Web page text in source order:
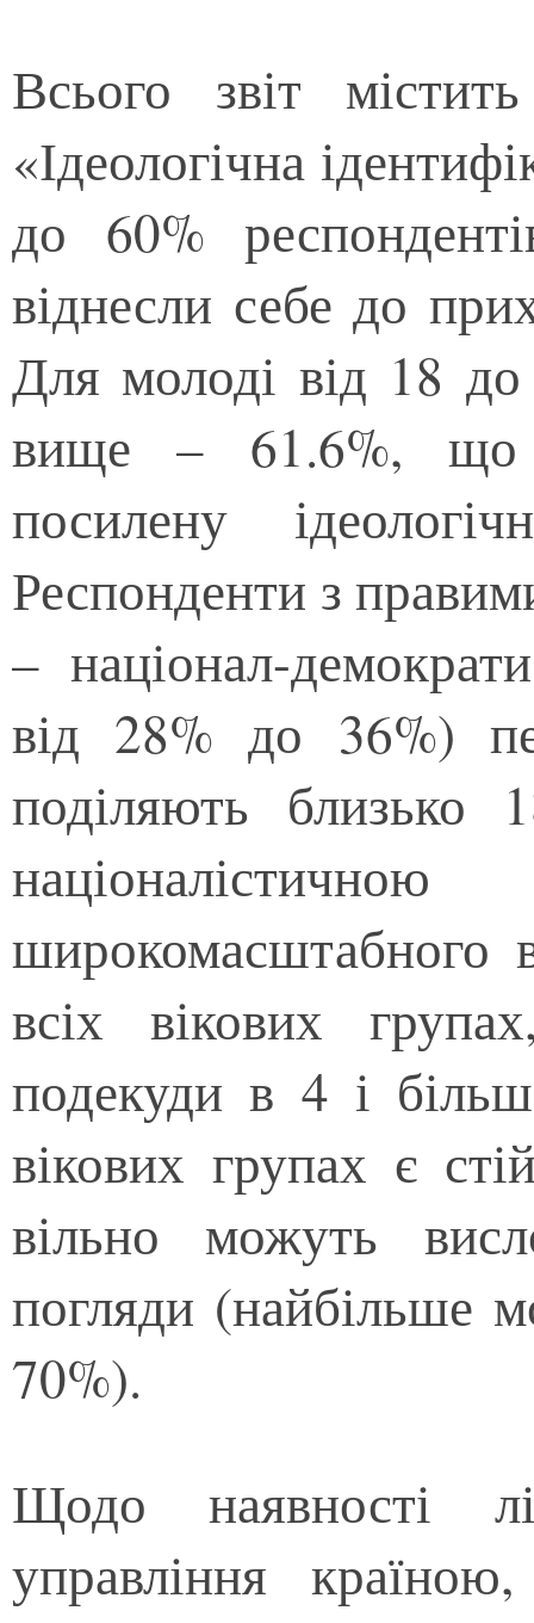
Всього звіт
«Ідеологічна
до 60%
віднесли себе до
Для молоді від 18
вище – 61.6%, що
посилену
Респонденти з
– націонал-
від 28% до 36%)
поділяють близько
широкомасштабного
всіх вікових
подекуди в 4 і
вікових групах є
вільно можуть
погляди (найбільше
70%).
Щодо наявності
управління